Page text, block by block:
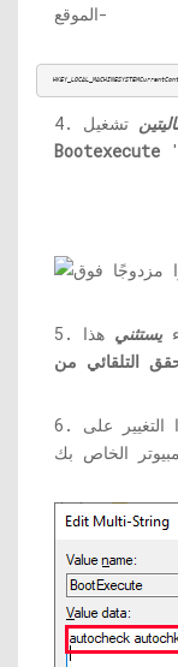
الموقع-
Bootexecute
يستثني هذا
على